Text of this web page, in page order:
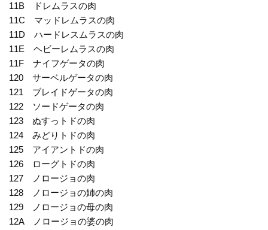
11B ドレムラスの肉
11C マッドレムラスの肉
11D ハードレスムラスの肉
11E ヘビーレムラスの肉
11F ナイフゲータの肉
120 サーベルゲータの肉
121 ブレイドゲータの肉
122 ソードゲータの肉
123 ぬすっトドの肉
124 みどりトドの肉
125 アイアントドの肉
126 ローグトドの肉
127 ノロージョの肉
128 ノロージョの姉の肉
129 ノロージョの母の肉
12A ノロージョの婆の肉